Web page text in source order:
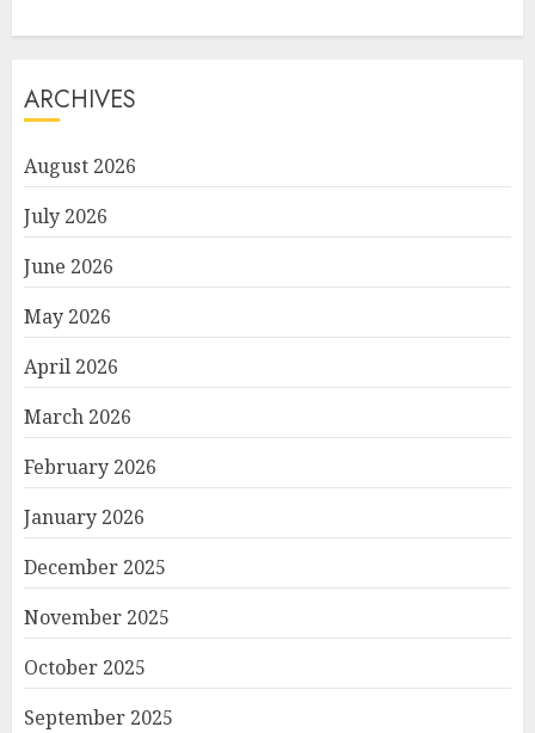
ARCHIVES
August 2026
July 2026
June 2026
May 2026
April 2026
March 2026
February 2026
January 2026
December 2025
November 2025
October 2025
September 2025